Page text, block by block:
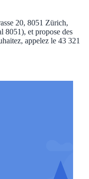
20, 8051 Zürich,
8051), et propose des
appelez le 43 321